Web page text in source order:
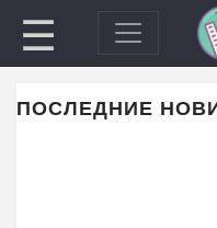
☰
ПОСЛЕДНИЕ